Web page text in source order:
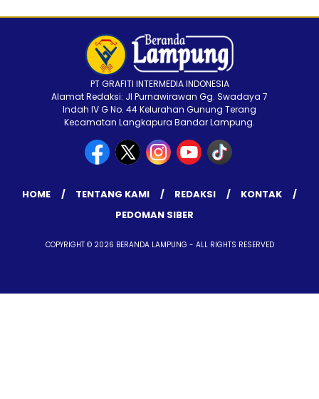
PT GRAFITI INTERMEDIA INDONESIA
Alamat Redaksi: Jl Purnawirawan Gg. Swadaya 7
Indah IV G No. 44 Kelurahan Gunung Terang
Kecamatan Langkapura Bandar Lampung.
HOME TENTANG KAMI REDAKSI
KONTAK
PEDOMAN SIBER
COPYRIGHT © 2026 BERANDA LAMPUNG - ALL RIGHTS RESERVED